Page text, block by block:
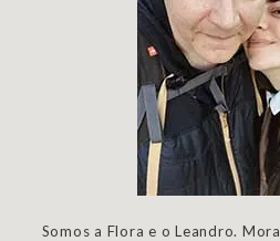
Somos a Flora e o Leandro.